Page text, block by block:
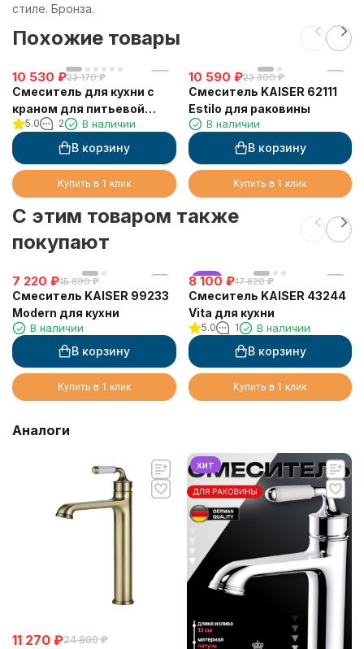
стиле. Бронза.
Похожие товары
10 530 ₽23 170 ₽
Смеситель для кухни с
краном для питьевой
воды VIKO V-5324
5.0 2 В наличии
В корзину
Купить в 1 клик
10 590 ₽23 300 ₽
Смеситель KAISER 62111
Estilo для раковины
В наличии
В корзину
Купить в 1 клик
C этим товаром также
покупают
7 220 ₽15 890 ₽
Смеситель KAISER 99233
Modern для кухни
В наличии
В корзину
Купить в 1 клик
хит
8 100 ₽17 820 ₽
Смеситель KAISER 43244
Vita для кухни
5.0 1 В наличии
В корзину
Купить в 1 клик
Аналоги
11 270 ₽24 800 ₽
хит